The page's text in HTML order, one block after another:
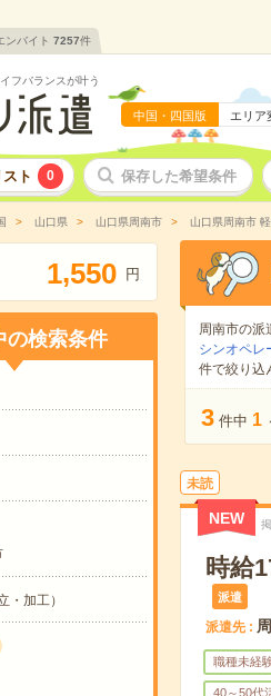
ンバイト 7257件
フバランスが叶う
中国・四国版 エリア
ト 0 保存した希望条件
山口県 山口県周南市 山口県周南市
1,550 円
の検索条件
・加工）
周南市の派
シンオペレ
件で絞り込
3 件中 1
未読
NEW
時給
派遣
派遣先
職種未経
40～50代